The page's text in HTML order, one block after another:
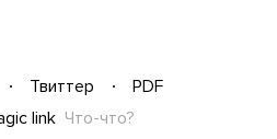
Твиттер
PDF
link Что-что?